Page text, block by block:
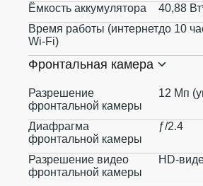
Ёмкость аккумулятора
40,88
Время работы (интернет
Wi-Fi)
до 10
Фронтальная камера
Разрешение
фронтальной камеры
12 Мп
Диафрагма
фронтальной камеры
ƒ/2.4
Разрешение видео
фронтальной камеры
HD-